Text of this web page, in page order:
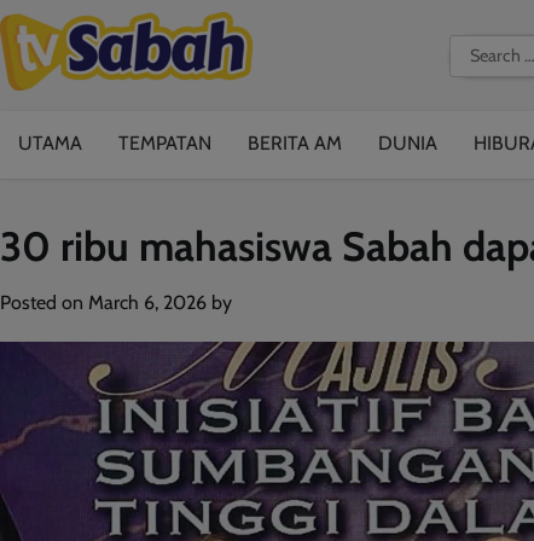
Skip
to
content
Search
for:
UTAMA TEMPATAN BERITA AM DUNIA
30 ribu mahasiswa Sabah
Posted on March 6, 2026 by